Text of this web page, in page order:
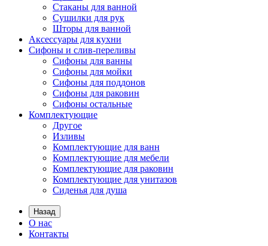
Стаканы для ванной
Сушилки для рук
Шторы для ванной
Аксессуары для кухни
Сифоны и слив-переливы
Сифоны для ванны
Сифоны для мойки
Сифоны для поддонов
Сифоны для раковин
Сифоны остальные
Комплектующие
Другое
Изливы
Комплектующие для ванн
Комплектующие для мебели
Комплектующие для раковин
Комплектующие для унитазов
Сиденья для душа
Назад
О нас
Контакты